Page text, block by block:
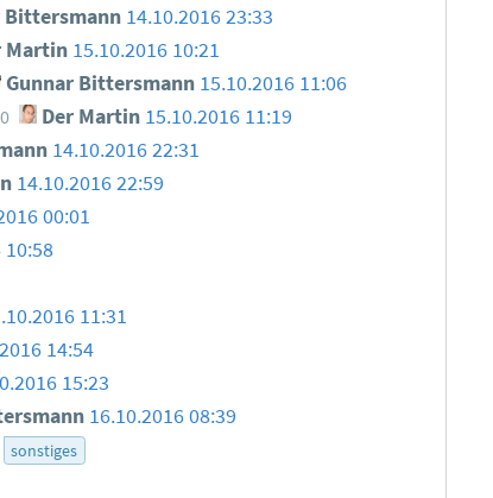
14.10.2016 23:33
Martin 15.10.2016 10:21
Gunnar Bittersmann 15.10.2016 11:06
0 Der Martin 15.10.2016 11:19
14.10.2016 22:31
14.10.2016 22:59
00:01
10:58
11:31
14:54
15:23
16.10.2016 08:39
sonstiges